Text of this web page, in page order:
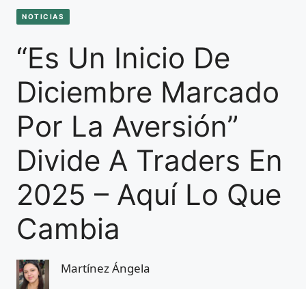
NOTICIAS
“Es Un Inicio De
Diciembre Marcado
Por La Aversión”
Divide A Traders En
2025 – Aquí Lo Que
Cambia
Martínez Ángela